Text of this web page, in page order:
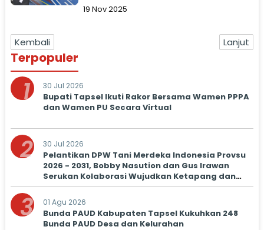
Pengendara Tertib
19 Nov 2025
Kembali Lanjut
Terpopuler
1 30 Jul 2026
Bupati Tapsel Ikuti Rakor Bersama Wamen PPPA
dan Wamen PU Secara Virtual
2 30 Jul 2026
Pelantikan DPW Tani Merdeka Indonesia Provsu
2026 - 2031, Bobby Nasution dan Gus Irawan
Serukan Kolaborasi Wujudkan Ketapang dan
Kesejahteraan Petani
3 01 Agu 2026
Bunda PAUD Kabupaten Tapsel Kukuhkan 248
Bunda PAUD Desa dan Kelurahan